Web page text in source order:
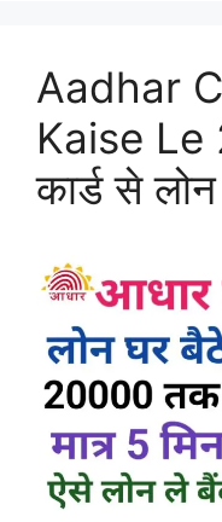
Aadhar
Kaise Le
कार्ड से